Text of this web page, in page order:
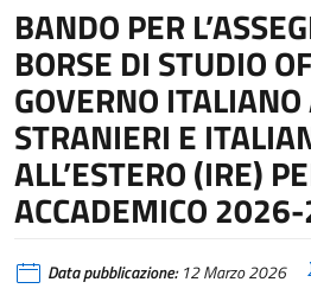
BANDO PER
BORSE DI STUDIO
GOVERNO
STRANIERI E
ALL’ESTERO (IRE)
ACCADEMICO
Data pubblicazione:12 Marzo 2026